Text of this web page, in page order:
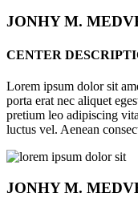
JONHYM.
CENTER
Lorem ipsum dolor sit
porta erat nec aliquet
pretium leo adipiscing
luctus vel. Aenean
JONHYM.